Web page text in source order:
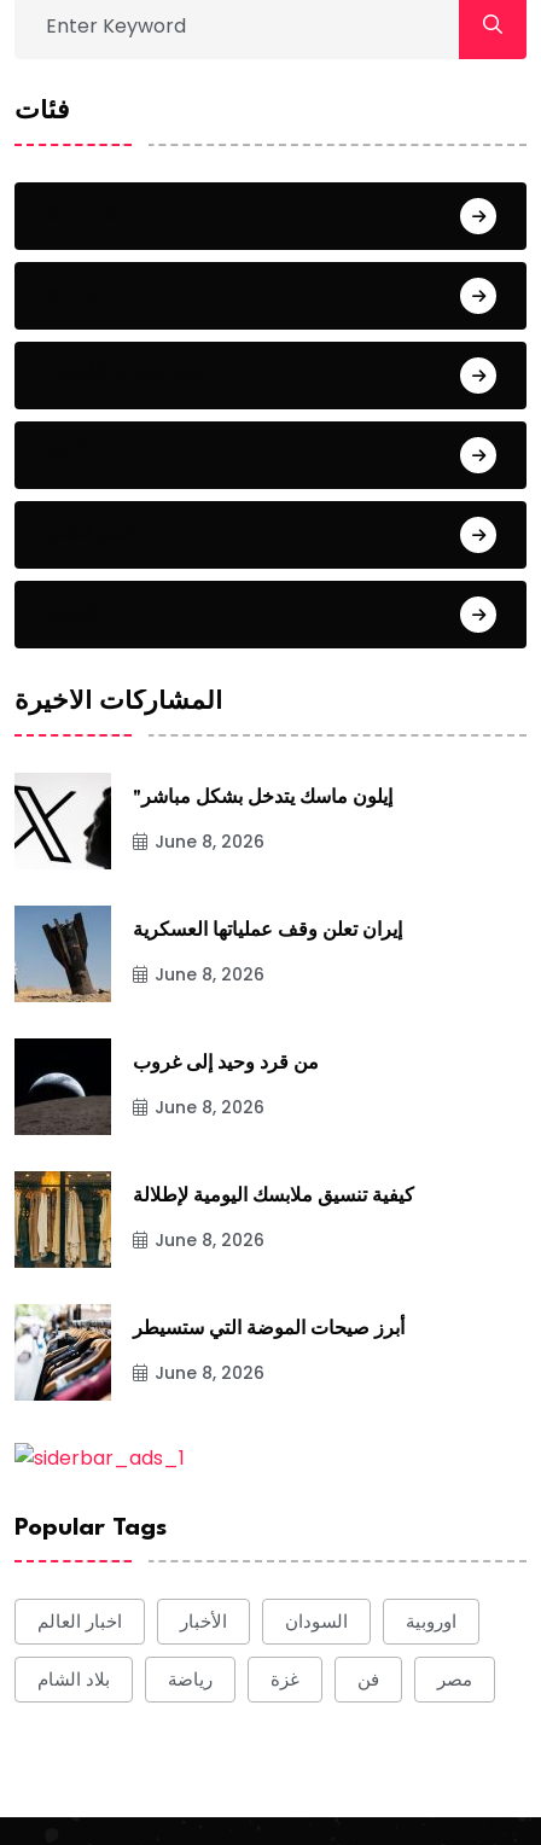
فئات
المشاركات الأخيرة
"إيلون ماسك يتدخل بشكل مباشر
June 8, 2026
إيران تعلن وقف عملياتها العسكرية
June 8, 2026
من قرد وحيد إلى غروب
June 8, 2026
كيفية تنسيق ملابسك اليومية لإطلالة
June 8, 2026
أبرز صيحات الموضة التي ستسيطر
June 8, 2026
Popular Tags
اخبار العالم الأخبار السودان اوروبية
بلاد الشام رياضة غزة فن مصر